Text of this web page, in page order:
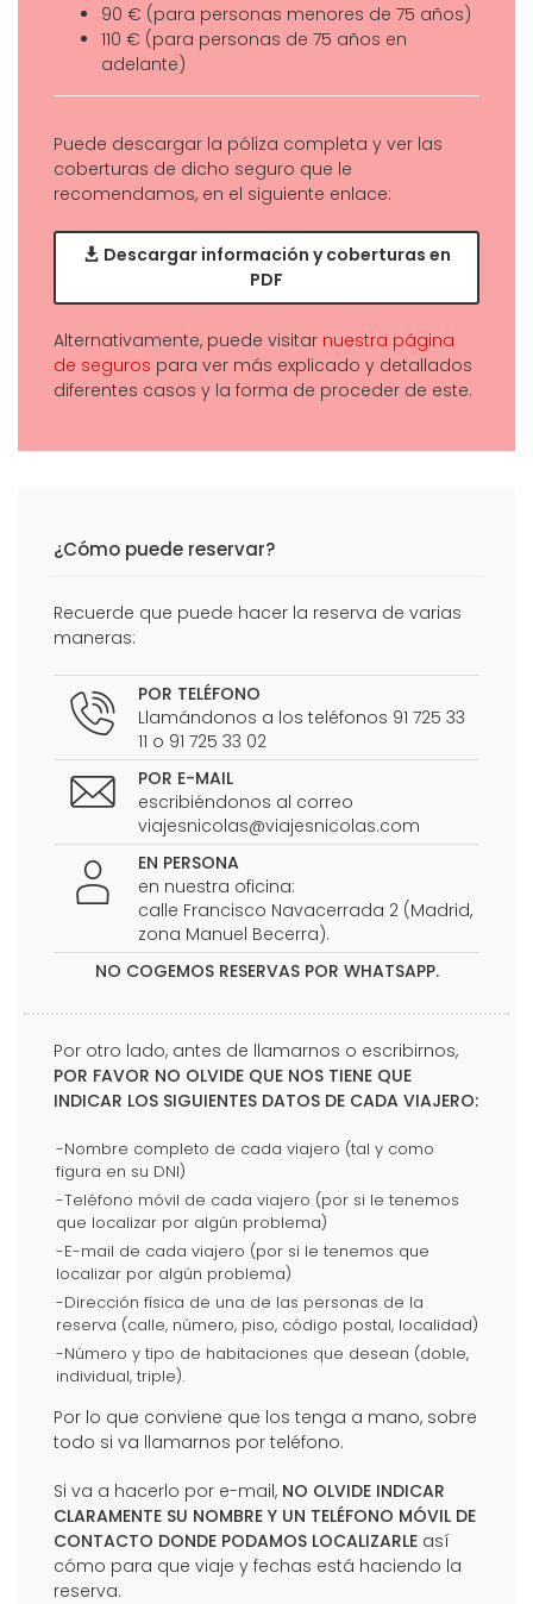
90 € (para personas menores de 75 años)
110 € (para personas de 75 años en
adelante)
Puede descargar la póliza completa y ver las
coberturas de dicho seguro que le
recomendamos, en el siguiente enlace:
Descargar información y coberturas en
PDF
Alternativamente, puede visitar nuestra página
de seguros para ver más explicado y detallados
diferentes casos y la forma de proceder de este.
¿Cómo puede reservar?
Recuerde que puede hacer la reserva de varias
maneras:
POR TELÉFONO
Llamándonos a los teléfonos 91 725 33
11 o 91 725 33 02
POR E-MAIL
escribiéndonos al correo
viajesnicolas@viajesnicolas.com
EN PERSONA
en nuestra oficina:
calle Francisco Navacerrada 2 (Madrid,
zona Manuel Becerra).
NO COGEMOS RESERVAS POR WHATSAPP.
Por otro lado, antes de llamarnos o escribirnos,
POR FAVOR NO OLVIDE QUE NOS TIENE QUE
INDICAR LOS SIGUIENTES DATOS DE CADA VIAJERO:
-Nombre completo de cada viajero (tal y como
figura en su DNI)
-Teléfono móvil de cada viajero (por si le tenemos
que localizar por algún problema)
-E-mail de cada viajero (por si le tenemos que
localizar por algún problema)
-Dirección física de una de las personas de la
reserva (calle, número, piso, código postal, localidad)
-Número y tipo de habitaciones que desean (doble,
individual, triple).
Por lo que conviene que los tenga a mano, sobre
todo si va llamarnos por teléfono.
Si va a hacerlo por e-mail, NO OLVIDE INDICAR
CLARAMENTE SU NOMBRE Y UN TELÉFONO MÓVIL DE
CONTACTO DONDE PODAMOS LOCALIZARLE así
cómo para que viaje y fechas está haciendo la
reserva.